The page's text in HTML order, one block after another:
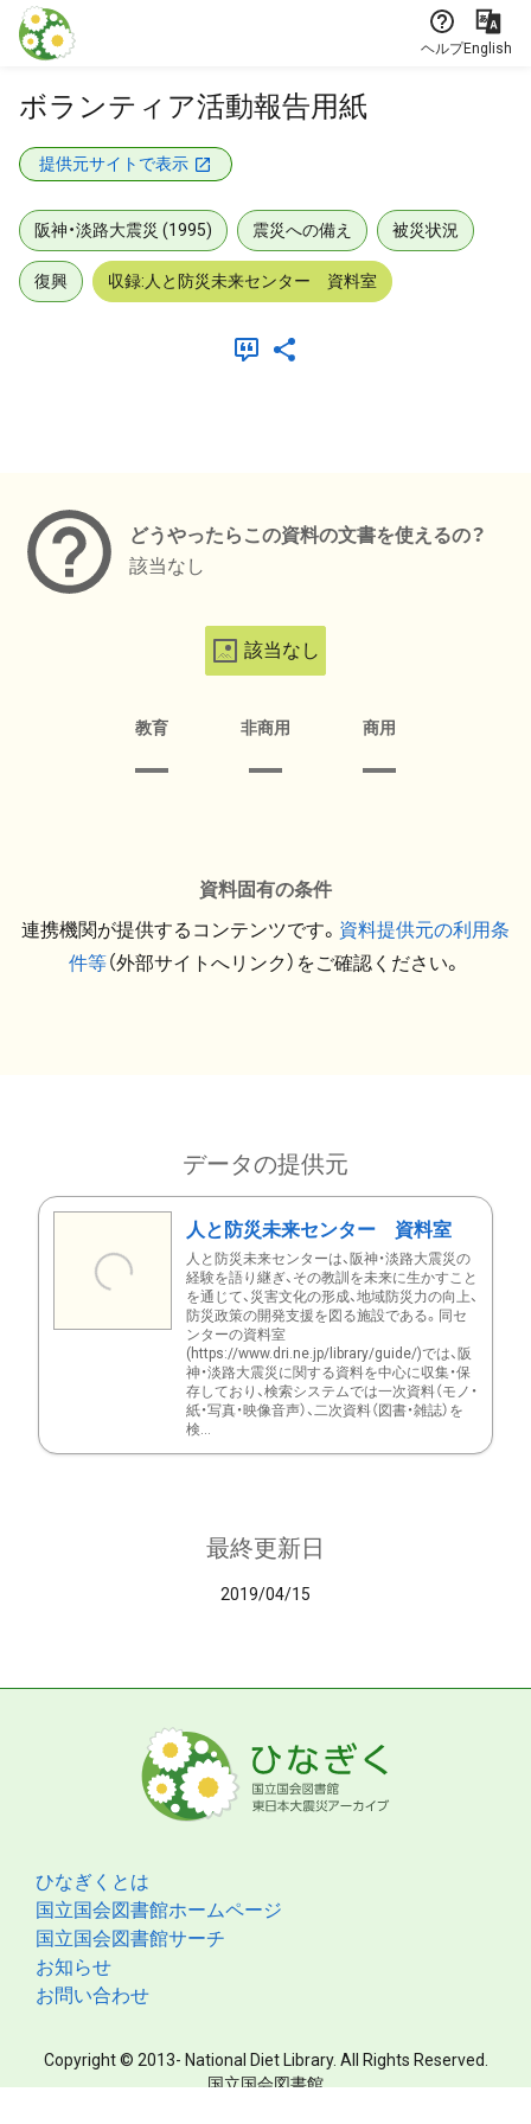
本文に飛ぶ
ヘルプEnglish
ボランティア活動報告用紙
提供元サイトで表示
阪神・淡路大震災 (1995) 震災への備え 被災状況
復興 収録:人と防災未来センター 資料室
どうやったらこの資料の文書を使えるの？
該当なし
該当なし
教育 非商用 商用
資料固有の条件
連携機関が提供するコンテンツです。 資料提供元の利用条
件等（外部サイトへリンク）をご確認ください。
データの提供元
人と防災未来センター 資料室
人と防災未来センターは、阪神・淡路大震災の
経験を語り継ぎ、その教訓を未来に生かすこと
を通じて、災害文化の形成、地域防災力の向上、
防災政策の開発支援を図る施設である。同セ
ンターの資料室
(https://www.dri.ne.jp/library/guide/)では、阪
神・淡路大震災に関する資料を中心に収集・保
存しており、検索システムでは一次資料（モノ・
紙・写真・映像音声）、二次資料（図書・雑誌）を
検...
最終更新日
2019/04/15
ひなぎくとは
国立国会図書館ホームページ
国立国会図書館サーチ
お知らせ
お問い合わせ
Copyright © 2013- National Diet Library. All Rights Reserved.